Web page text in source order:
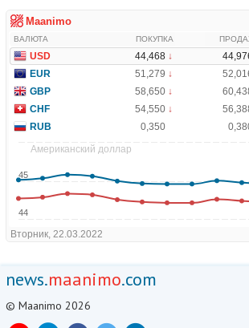
news.maanimo.com
© Maanimo 2026